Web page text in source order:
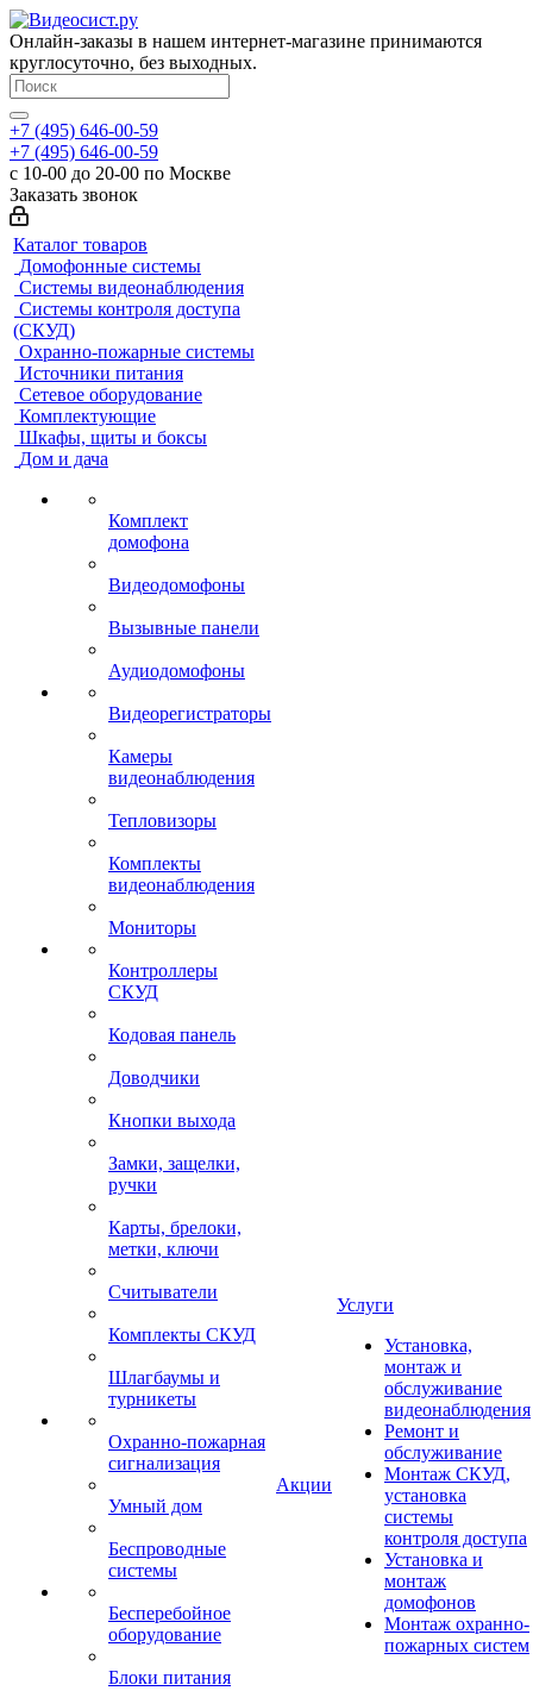
Онлайн-заказы в нашем интернет-магазине принимаются
круглосуточно, без выходных.
+7 (495) 646-00-59
+7 (495) 646-00-59
с 10-00 до 20-00 по Москве
Заказать звонок
Каталог товаров
Домофонные системы
Системы видеонаблюдения
Системы контроля доступа
(СКУД)
Охранно-пожарные системы
Источники питания
Сетевое оборудование
Комплектующие
Шкафы, щиты и боксы
Дом и дача
Комплект
домофона
Видеодомофоны
Вызывные панели
Аудиодомофоны
Видеорегистраторы
Камеры
видеонаблюдения
Тепловизоры
Комплекты
видеонаблюдения
Мониторы
Контроллеры
СКУД
Кодовая панель
Доводчики
Кнопки выхода
Замки, защелки,
ручки
Карты, брелоки,
метки, ключи
Считыватели
Комплекты СКУД
Шлагбаумы и
турникеты
Охранно-пожарная
сигнализация
Умный дом
Беспроводные
системы
Бесперебойное
оборудование
Блоки питания
Акции
Услуги
Установка,
монтаж и
обслуживание
видеонаблюдения
Ремонт и
обслуживание
Монтаж СКУД,
установка
системы
контроля доступа
Установка и
монтаж
домофонов
Монтаж охранно-
пожарных систем